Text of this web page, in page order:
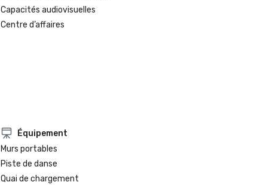
Capacités audiovisuelles
Centre d’affaires
Équipement
Murs portables
Piste de danse
Quai de chargement